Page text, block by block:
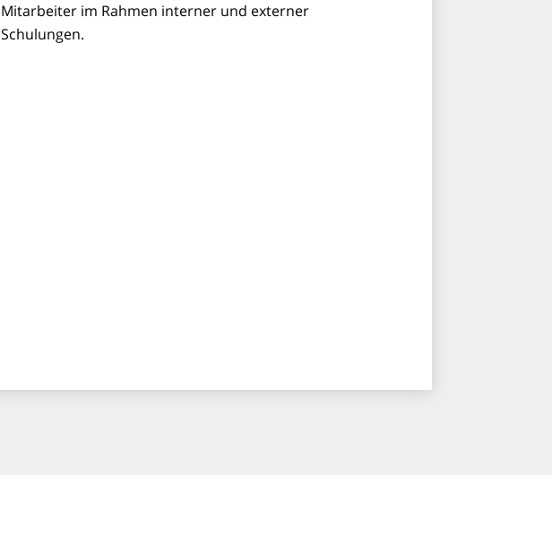
Mitarbeiter im Rahmen interner und externer
Schulungen.